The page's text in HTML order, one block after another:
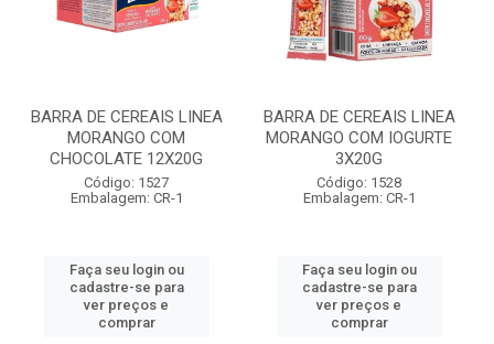
BARRA DE CEREAIS LINEA
MORANGO COM
CHOCOLATE 12X20G
Código: 1527
Embalagem: CR-1
Faça seu login ou
cadastre-se para
ver preços e
comprar
BARRA DE CEREAIS LINEA
MORANGO COM IOGURTE
3X20G
Código: 1528
Embalagem: CR-1
Faça seu login ou
cadastre-se para
ver preços e
comprar